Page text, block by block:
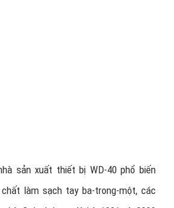
sản xuất thiết bị WD-40 phổ biến
làm sạch tay ba-trong-một, các